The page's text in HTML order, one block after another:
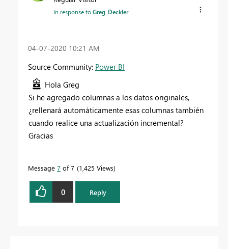
In response toGreg_Deckler
‎04-07-2020 10:21 AM
Source Community: Power BI
Hola Greg
Si he agregado columnas a los datos originales,
¿rellenará automáticamente esas columnas también
cuando realice una actualización incremental?
Gracias
Message 7 of 7 1,425 Views
0 Reply